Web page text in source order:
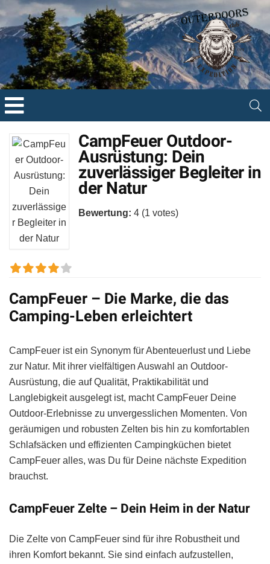
CampFeuer Outdoor-
Ausrüstung: Dein
zuverlässiger Begleiter in
der Natur
Bewertung: 4 (1 votes)
CampFeuer – Die Marke, die das
Camping-Leben erleichtert
CampFeuer ist ein Synonym für Abenteuerlust und Liebe
zur Natur. Mit ihrer vielfältigen Auswahl an Outdoor-
Ausrüstung, die auf Qualität, Praktikabilität und
Langlebigkeit ausgelegt ist, macht CampFeuer Deine
Outdoor-Erlebnisse zu unvergesslichen Momenten. Von
geräumigen und robusten Zelten bis hin zu komfortablen
Schlafsäcken und effizienten Campingküchen bietet
CampFeuer alles, was Du für Deine nächste Expedition
brauchst.
CampFeuer Zelte – Dein Heim in der Natur
Die Zelte von CampFeuer sind für ihre Robustheit und
ihren Komfort bekannt. Sie sind einfach aufzustellen,